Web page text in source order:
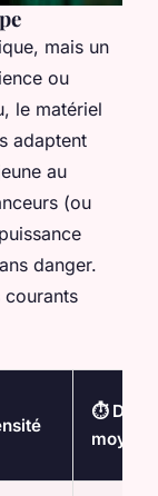
mais un
ou
le matériel
adaptent
au
(ou
danger.
⏱️